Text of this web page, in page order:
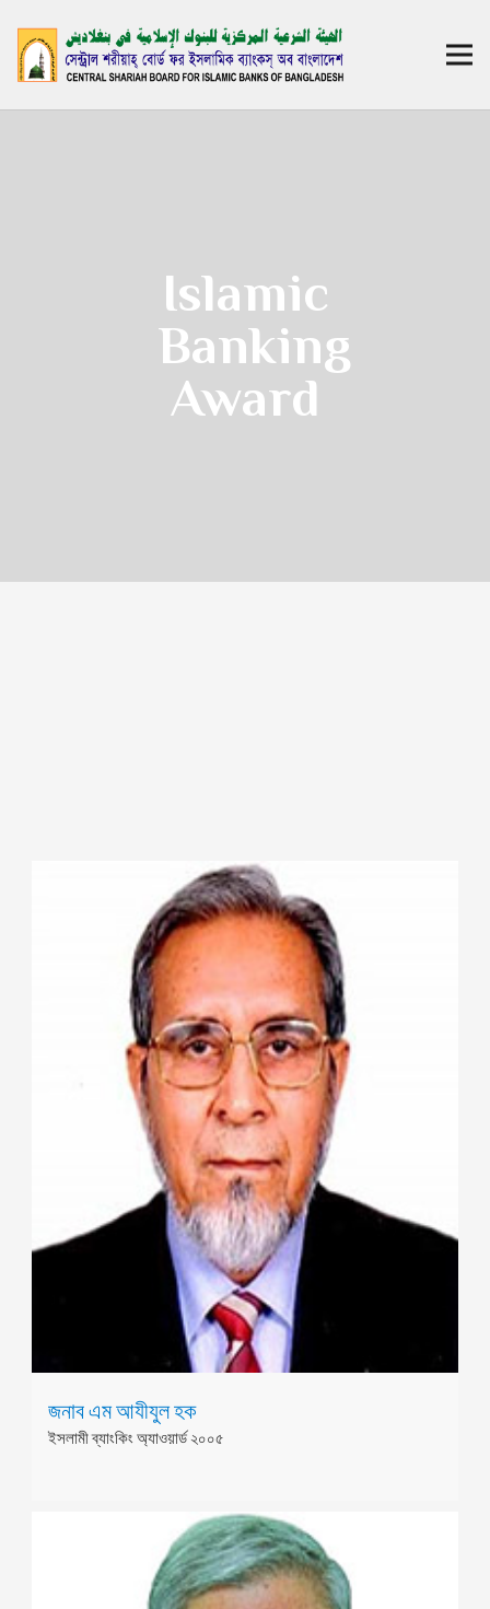
Islamic
Banking
Award
জনাব এম আযীযুল হক
ইসলামী ব্যাংকিং অ্যাওয়ার্ড ২০০৫